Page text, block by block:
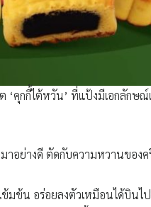
‘คุกกี้ไต้หวัน’ ที่แป้งมีเอกลักษ
มาอย่างดี ตัดกับความหวานขอ
ข้มข้น อร่อยลงตัวเหมือนได้บิน